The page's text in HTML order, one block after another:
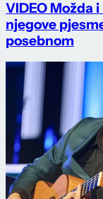
VIDEO Možda
njegove
posebnom